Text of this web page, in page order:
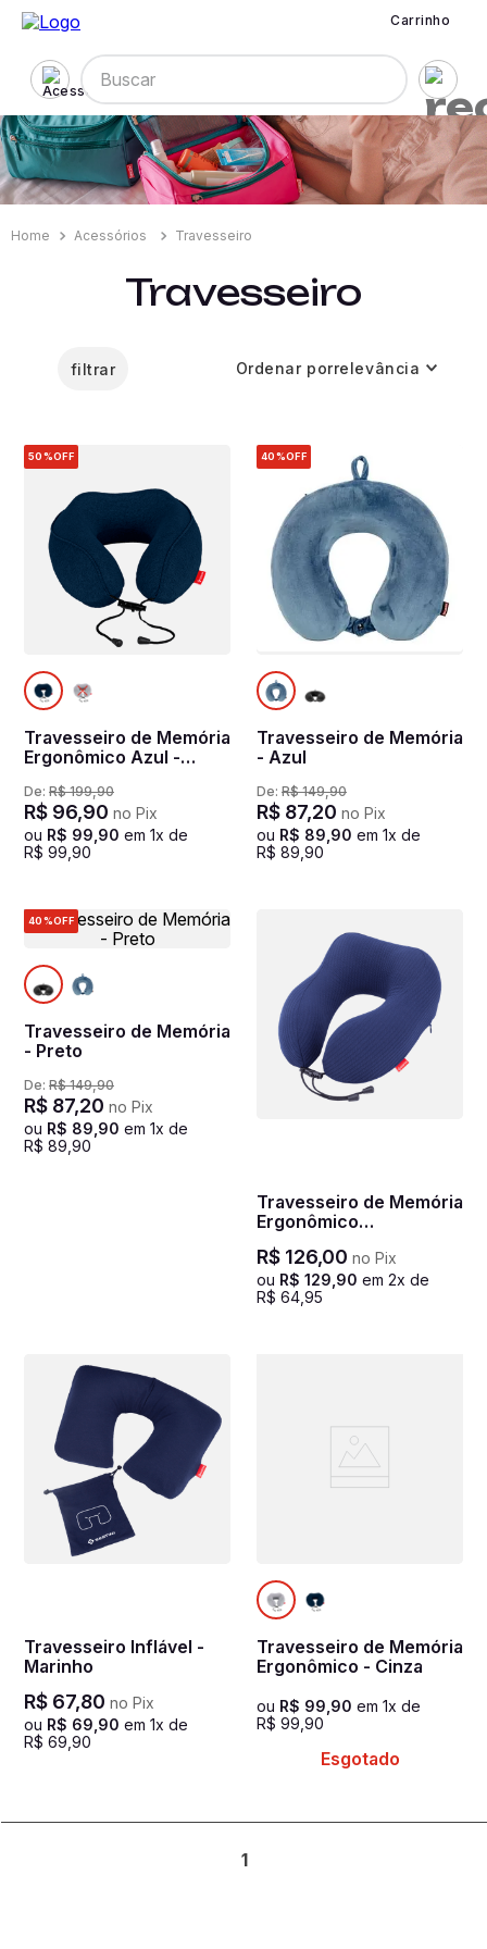
Carrinho
Buscar
Acessórios Travesseiro
Travesseiro
filtrar Ordenar porrelevância
50%OFF
Travesseiro de Memória
Ergonômico Azul -
De: R$ 199,90
R$ 96,90 no Pix
ou R$ 99,90 em 1x de
R$ 99,90
40%OFF
Travesseiro de Memória
- Azul
De: R$ 149,90
R$ 87,20 no Pix
ou R$ 89,90 em 1x de
R$ 89,90
40%OFF
Travesseiro de Memória
- Preto
De: R$ 149,90
R$ 87,20 no Pix
ou R$ 89,90 em 1x de
R$ 89,90
Travesseiro de Memória
Ergonômico
Texturizado - Marinho
R$ 126,00 no Pix
ou R$ 129,90 em 2x de
R$ 64,95
Travesseiro Inflável -
Marinho
R$ 67,80 no Pix
ou R$ 69,90 em 1x de
R$ 69,90
Travesseiro de Memória
Ergonômico - Cinza
ou R$ 99,90 em 1x de
R$ 99,90
Esgotado
1